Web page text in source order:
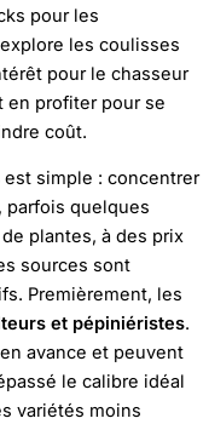
pour les
les coulisses
pour le chasseur
en profiter pour se
coût.
est simple : concentrer
parfois quelques
plantes, à des prix
sources sont
Premièrement, les
et pépiniéristes.
avance et peuvent
le calibre idéal
variétés moins